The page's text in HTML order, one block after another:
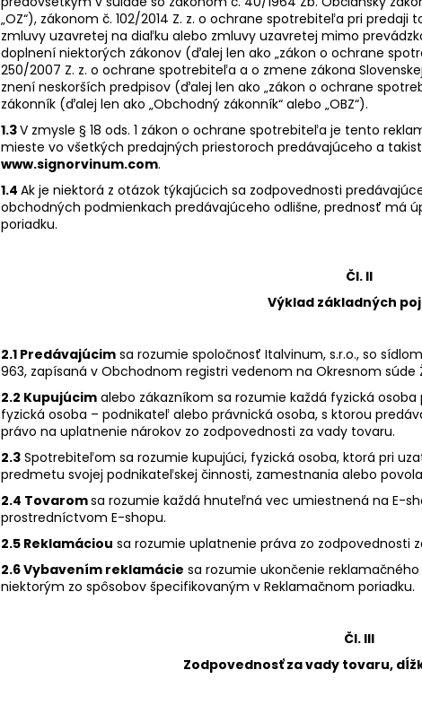
„OZ“), zákonom č. 102/2014 Z. z. o ochrane spotrebiteľa pri
zmluvy uzavretej na diaľku alebo zmluvy uzavretej mimo
doplnení niektorých zákonov (ďalej len ako „zákon o ochrane
250/2007 Z. z. o ochrane spotrebiteľa a o zmene zákona
znení neskorších predpisov (ďalej len ako „zákon o ochrane
zákonník (ďalej len ako „Obchodný zákonník“ alebo „OBZ“).
1.3V zmysle § 18 ods. 1 zákon o ochrane spotrebiteľa je tento
mieste vo všetkých predajných priestoroch predávajúceho a
www.signorvinum.com.
1.4 Ak je niektorá z otázok týkajúcich sa zodpovednosti
obchodných podmienkach predávajúceho odlišne, prednosť má
poriadku.
Čl. II
Výklad základných
2.1 Predávajúcim sa rozumie spoločnosť Italvinum, s.r.o., so
963, zapísaná v Obchodnom registri vedenom na Okresnom súde
2.2 Kupujúcim alebo zákazníkom sa rozumie každá fyzická
fyzická osoba – podnikateľ alebo právnická osoba, s ktorou
právo na uplatnenie nárokov zo zodpovednosti za vady tovaru.
2.3 Spotrebiteľom sa rozumie kupujúci, fyzická osoba, ktorá pri
predmetu svojej podnikateľskej činnosti, zamestnania alebo
2.4 Tovaromsa rozumie každá hnuteľná vec umiestnená na E-
prostredníctvom E-shopu.
2.5 Reklamáciou sa rozumie uplatnenie práva zo zodpovednosti
2.6 Vybavením reklamácie sa rozumie ukončenie
niektorým zo spôsobov špecifikovaným v Reklamačnom poriadku.
Čl. III
Zodpovednosť za vady tovaru,
TERRE DEL NOCE PINOT GRIGIO IGT 0,75
L
6,10 €
TERRE DEL NOCE
IGT 0,75 L
6,10 €